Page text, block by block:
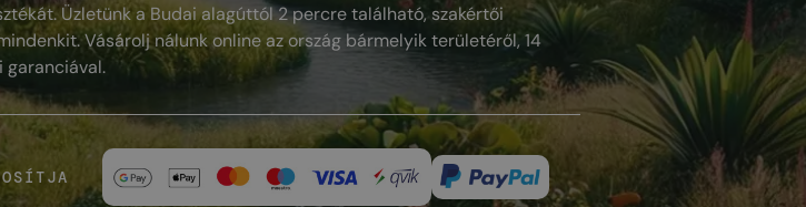
Üzletünk a Budai alagúttól 2 percre található, szakértői
Vásárolj nálunk online az ország bármelyik területéről, 14
garanciával.